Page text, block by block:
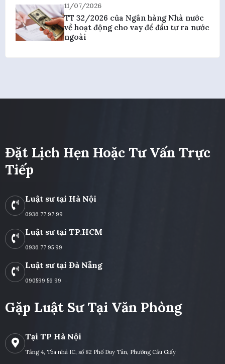
11/07/2026
TT 32/2026 của Ngân hàng Nhà nước
về hoạt động cho vay để đầu tư ra nước
ngoài
Đặt Lịch Hẹn Hoặc Tư Vấn Trực
Tiếp
Luật sư tại Hà Nội
0936 77 97 99
Luật sư tại TP.HCM
0936 77 95 99
Luật sư tại Đà Nẵng
090599 56 99
Gặp Luật Sư Tại Văn Phòng
Tại TP Hà Nội
Tầng 4, Tòa nhà IC, số 82 Phố Duy Tân, Phường Cầu Giấy